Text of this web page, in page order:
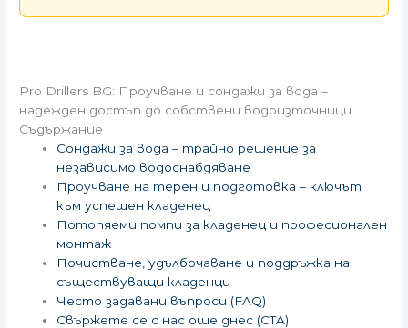
Pro Drillers BG: Проучване и сондажи за вода –
надежден достъп до собствени водоизточници
Съдържание
Сондажи за вода – трайно решение за
независимо водоснабдяване
Проучване на терен и подготовка – ключът
към успешен кладенец
Потопяеми помпи за кладенец и професионален
монтаж
Почистване, удълбочаване и поддръжка на
съществуващи кладенци
Често задавани въпроси (FAQ)
Свържете се с нас още днес (CTA)